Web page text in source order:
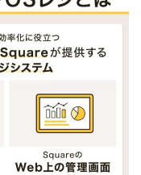
機能】
機能】